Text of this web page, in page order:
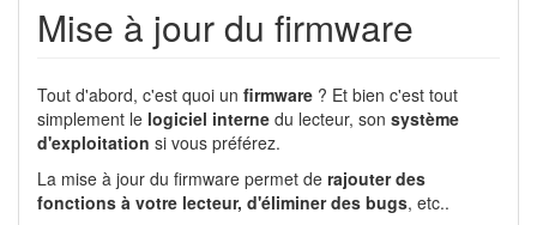
Mise à jour du firmware
Tout d'abord, c'est quoi un firmware ? Et bien c'est tout
simplement le logiciel interne du lecteur, son système
d'exploitation si vous préférez.
La mise à jour du firmware permet de rajouter des
fonctions à votre lecteur, d'éliminer des bugs, etc..